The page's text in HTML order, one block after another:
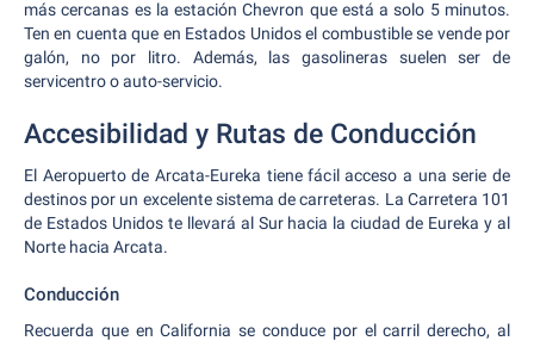
más cercanas es la estación Chevron que está a solo 5 minutos.
Ten en cuenta que en Estados Unidos el combustible se vende por
galón, no por litro. Además, las gasolineras suelen ser de
servicentro o auto-servicio.
Accesibilidad y Rutas de Conducción
El Aeropuerto de Arcata-Eureka tiene fácil acceso a una serie de
destinos por un excelente sistema de carreteras. La Carretera 101
de Estados Unidos te llevará al Sur hacia la ciudad de Eureka y al
Norte hacia Arcata.
Conducción
Recuerda que en California se conduce por el carril derecho, al